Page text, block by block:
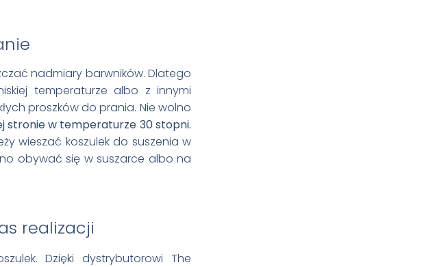
nadmiary barwników. Dlatego
temperaturze albo z innymi
proszków do prania. Nie wolno
stronie w temperaturze 30 stopni.
wieszać koszulek do suszenia w
obywać się w suszarce albo na
realizacji
Dzięki dystrybutorowi The